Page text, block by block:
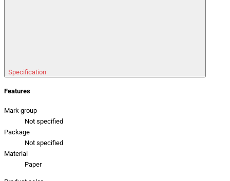
Specification
Features
Mark group
Not specified
Package
Not specified
Material
Paper